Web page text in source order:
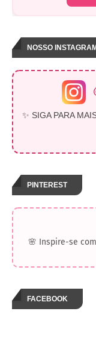
NOSSO
✨ SIGA PARA
PINTEREST
🌸 Inspire-se
FACEBOOK